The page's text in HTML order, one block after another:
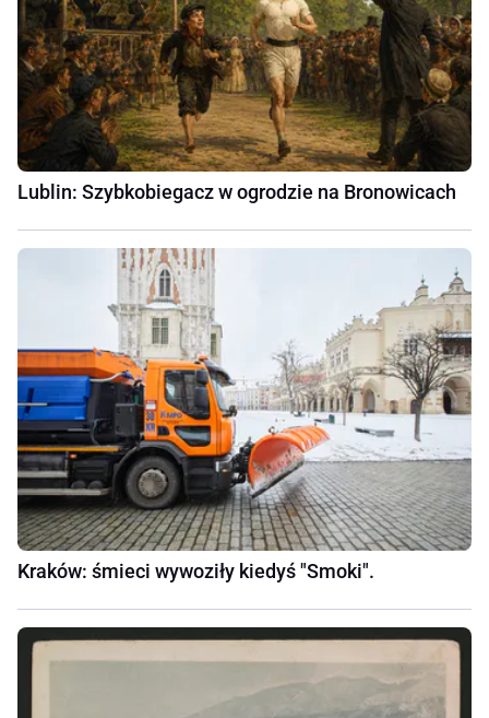
Lublin: Szybkobiegacz w ogrodzie na Bronowicach
Kraków: śmieci wywoziły kiedyś "Smoki".